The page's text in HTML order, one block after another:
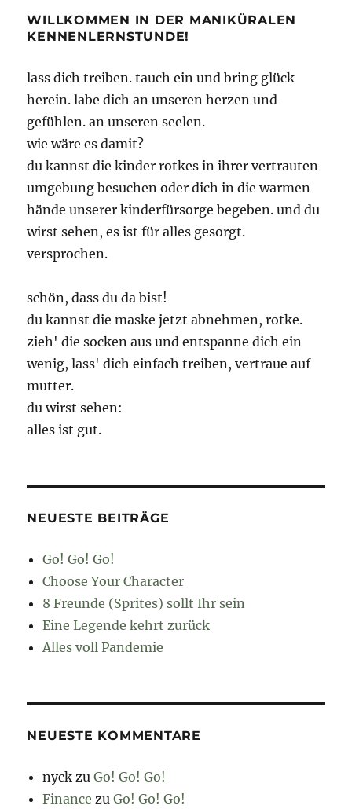
WILLKOMMEN IN DER MANIKÜRALEN
KENNENLERNSTUNDE!
lass dich treiben. tauch ein und bring glück
herein. labe dich an unseren herzen und
gefühlen. an unseren seelen.
wie wäre es damit?
du kannst die kinder rotkes in ihrer vertrauten
umgebung besuchen oder dich in die warmen
hände unserer kinderfürsorge begeben. und du
wirst sehen, es ist für alles gesorgt.
versprochen.
schön, dass du da bist!
du kannst die maske jetzt abnehmen, rotke.
zieh' die socken aus und entspanne dich ein
wenig, lass' dich einfach treiben, vertraue auf
mutter.
du wirst sehen:
alles ist gut.
NEUESTE BEITRÄGE
Go! Go! Go!
Choose Your Character
8 Freunde (Sprites) sollt Ihr sein
Eine Legende kehrt zurück
Alles voll Pandemie
NEUESTE KOMMENTARE
nyck zuGo! Go! Go!
Finance zuGo! Go! Go!